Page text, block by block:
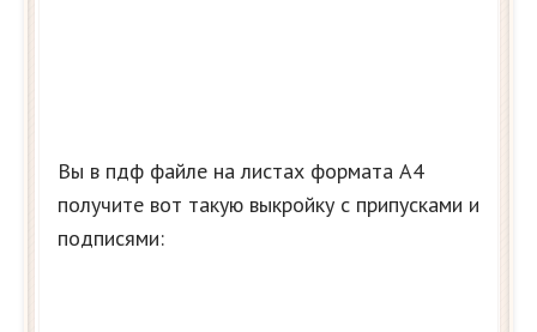
Вы в пдф файле на листах формата А4
получите вот такую выкройку с припусками и
подписями: